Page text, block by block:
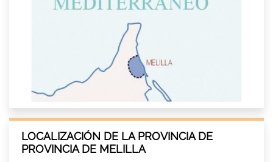
LOCALIZACIÓN DE LA PROVINCIA DE
PROVINCIA DE MELILLA